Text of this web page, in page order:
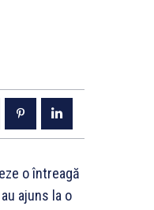
o întreagă
ajuns la o